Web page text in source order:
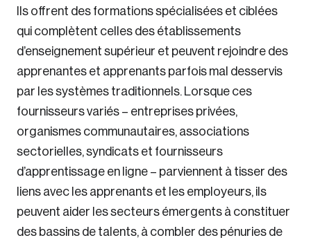
Ils offrent des formations spécialisées et ciblées
qui complètent celles des établissements
d’enseignement supérieur et peuvent rejoindre des
apprenantes et apprenants parfois mal desservis
par les systèmes traditionnels. Lorsque ces
fournisseurs variés – entreprises privées,
organismes communautaires, associations
sectorielles, syndicats et fournisseurs
d’apprentissage en ligne – parviennent à tisser des
liens avec les apprenants et les employeurs, ils
peuvent aider les secteurs émergents à constituer
des bassins de talents, à combler des pénuries de